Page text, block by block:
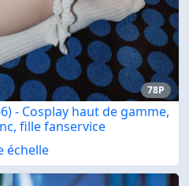
78P
- Cosplay haut de gamme,
fille fanservice
échelle